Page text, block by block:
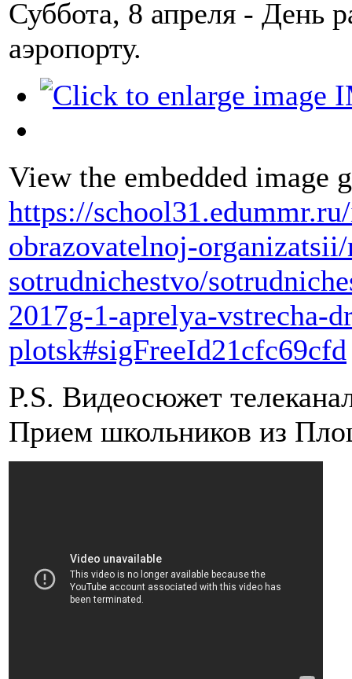
Суббота, 8 апреля - День
аэропорту.
View the embedded image
https://
obrazovatelnoj-
sotrudnichestvo/
2017g-1-aprelya-vstrecha-
plotsk#sigFreeId21cfc69cfd
P.S. Видеосюжет
Прием школьников из